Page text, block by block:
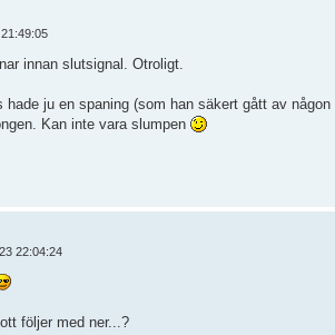
innan slutsignal. Otroligt.
hade ju en spaning (som han säkert gått av
Kan inte vara slumpen
22:04:24
följer med ner...?